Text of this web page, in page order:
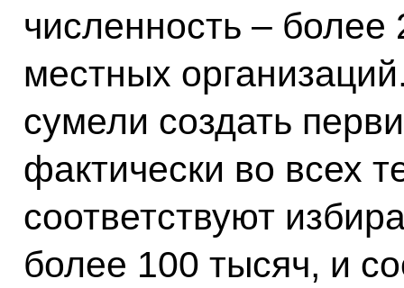
численность –
местных
сумели создать
фактически во всех
соответствуют
более 100 тысяч, и